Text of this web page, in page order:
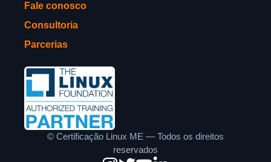
Fale conosco
Consultoria
Parcerias
© Certificação Linux ME — Todos os direitos
reservados